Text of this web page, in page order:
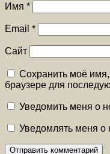
Имя *
Email *
Сайт
Сохранить моё
браузере для
Уведомить меня о
Уведомлять меня о